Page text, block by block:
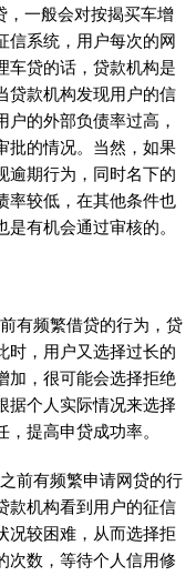
，一般会对按揭买车增
信系统，用户每次的网
车贷的话，贷款机构是
贷款机构发现用户的信
的外部负债率过高，
批的情况。当然，如果
逾期行为，同时名下的
率较低，在其他条件也
有机会通过审核的。
有频繁借贷的行为，贷
时，用户又选择过长的
加，很可能会选择拒绝
据个人实际情况来选择
提高申贷成功率。
前有频繁申请网贷的行
款机构看到用户的征信
况较困难，从而选择拒
次数，等待个人信用修